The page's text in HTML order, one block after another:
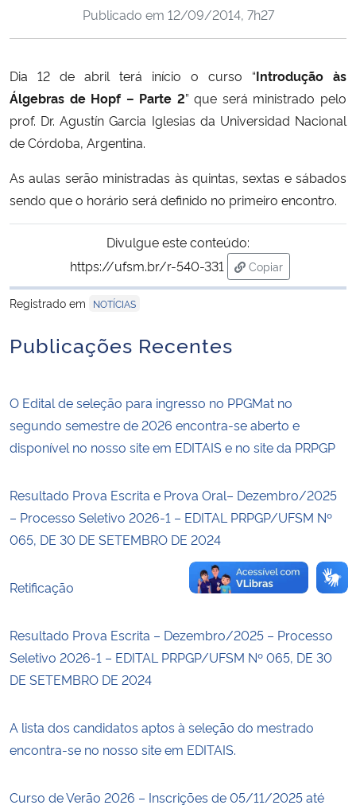
Ministério da Cidadania
Ministério de Minas e Energia
Ministério da Ciência, Tecnologia, Inovações e Comunicações
Ministério do Meio Ambiente
Ministério do Turismo
Ministério do Desenvolvimento Regional
Controladoria-Geral da União
Ministério da Mulher, da Família e dos Direitos Humanos
Secretaria de Governo
Advocacia-Geral da União
Publicado em 12/09/2014, 7h27
Dia 12 de abril terá início o curso “Introdução às
Álgebras de Hopf – Parte 2” que será ministrado pelo
prof. Dr. Agustín Garcia Iglesias da Universidad Nacional
de Córdoba, Argentina.
As aulas serão ministradas às quintas, sextas e sábados
sendo que o horário será definido no primeiro encontro.
Divulgue este conteúdo:
https://ufsm.br/r-540-331
Copiar
para área de
Registrado em
NOTÍCIAS
Publicações Recentes
O Edital de seleção para ingresso no PPGMat no
segundo semestre de 2026 encontra-se aberto e
disponível no nosso site em EDITAIS e no site da PRPGP
Resultado Prova Escrita e Prova Oral– Dezembro/2025
– Processo Seletivo 2026-1 – EDITAL PRPGP/UFSM Nº
065, DE 30 DE SETEMBRO DE 2024
Retificação
Resultado Prova Escrita – Dezembro/2025 – Processo
Seletivo 2026-1 – EDITAL PRPGP/UFSM Nº 065, DE 30
DE SETEMBRO DE 2024
A lista dos candidatos aptos à seleção do mestrado
encontra-se no nosso site em EDITAIS.
Curso de Verão 2026 – Inscrições de 05/11/2025 até